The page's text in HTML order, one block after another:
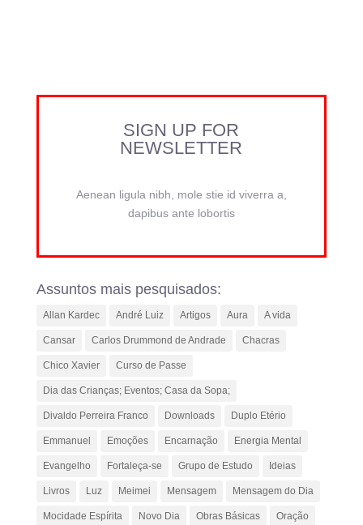
SIGN UP FOR
NEWSLETTER
Aenean ligula nibh, mole stie id viverra a,
dapibus ante lobortis
Assuntos mais pesquisados:
Allan Kardec André Luiz Artigos Aura A vida
Cansar Carlos Drummond de Andrade Chacras
Chico Xavier Curso de Passe
Dia das Crianças; Eventos; Casa da Sopa;
Divaldo Perreira Franco Downloads Duplo Etério
Emmanuel Emoções Encarnação Energia Mental
Evangelho Fortaleça-se Grupo de Estudo Ideias
Livros Luz Meimei Mensagem Mensagem do Dia
Mocidade Espírita Novo Dia Obras Básicas Oração